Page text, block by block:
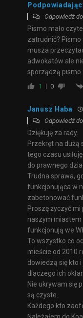
Odpowiedź do
Pismo mało
zatrudnić?
musza
adwokatów ale
sporządzą pismo
1 0
Janusz Haba
Odpowiedź do
Dziękuję za rady.
Przekręt na dużą
tego czasu
do prawnego
Trudna sprawa,
funkcjonująca w
zabetonować
Proszę życzyć
naszym miastem
funkcjonują we
To wszystko co
mieście od 2010
dowiedzą się kto i
dlaczego ich
Nie ukrywam się
są czyste.
Każdego kto
Należałem do